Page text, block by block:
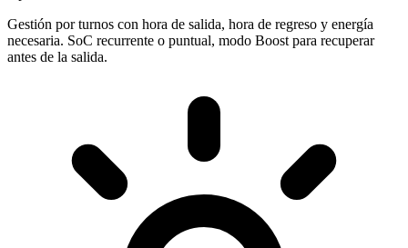
Gestión por turnos con hora de salida, hora de regreso y energía
necesaria. SoC recurrente o puntual, modo Boost para recuperar
antes de la salida.